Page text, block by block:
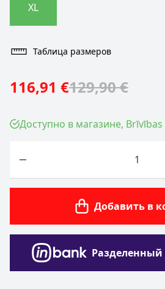
XL
Таблица размеров
116,91 €129,90 €
Доступно в магазине,
Добавить в
Разделенный